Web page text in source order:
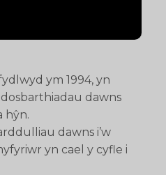
ym 1994, yn
dawns
hŷn.
dawns i’w
yn cael y cyfle i